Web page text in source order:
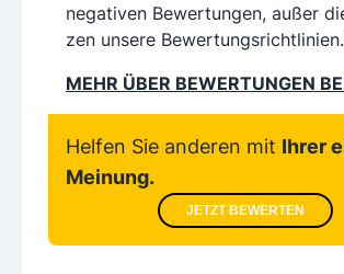
negativen Bewertungen, außer
zen unsere
MEHR ÜBER BEWERTUNGEN
Helfen Sie anderen mit Ihrer
Meinung.
JETZT BEWERTEN